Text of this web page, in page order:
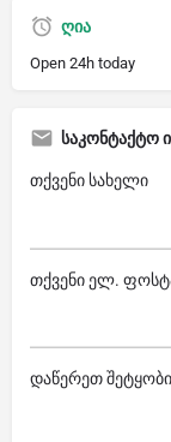
ღია
Open 24h today
საკონტაქტო
თქვენი სახელი
თქვენი ელ.
დაწერეთ